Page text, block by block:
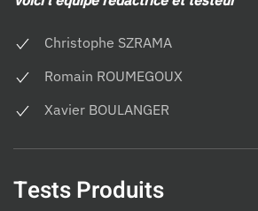
Christophe SZRAMA
Romain ROUMEGOUX
Xavier BOULANGER
Tests Produits